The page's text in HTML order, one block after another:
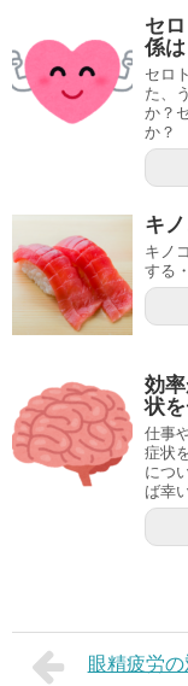
セ
係
セロ
た、
か？
か？
キ
キノ
する
効
状
仕事
症状
につ
ば幸
眼精疲労